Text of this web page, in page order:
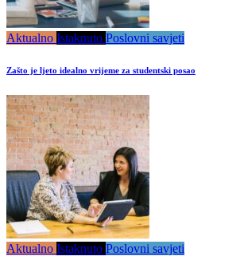
Aktualno Istaknuto Poslovni savjeti
Zašto je ljeto idealno vrijeme za studentski posao
Aktualno Istaknuto Poslovni savjeti